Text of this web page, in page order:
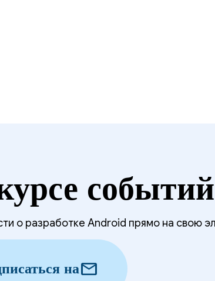
событий
о разработке Android прямо на свою
наmail